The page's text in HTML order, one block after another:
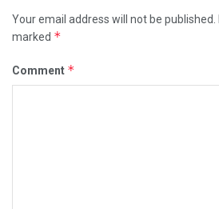
Your email address will not be published.
marked *
Comment *